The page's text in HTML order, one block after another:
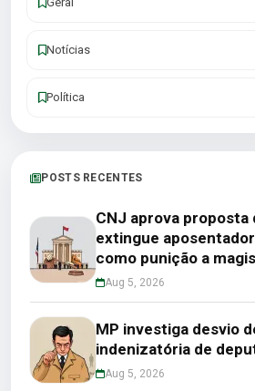
Notícias
Política
POSTS RECENTES
CNJ aprova proposta
extingue
como punição a
Aug 5, 2026
MP investiga desvio
indenizatória de
Aug 5, 2026